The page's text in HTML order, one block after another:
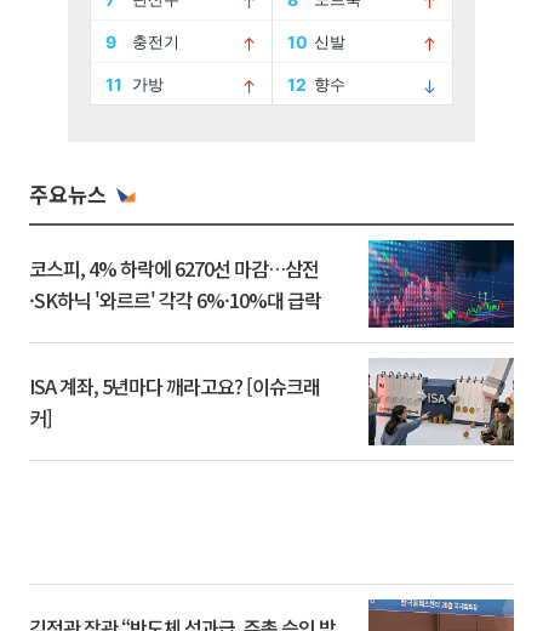
주요뉴스
코스피, 4% 하락에 6270선 마감…삼전
·SK하닉 '와르르' 각각 6%·10%대 급락
ISA 계좌, 5년마다 깨라고요? [이슈크래
커]